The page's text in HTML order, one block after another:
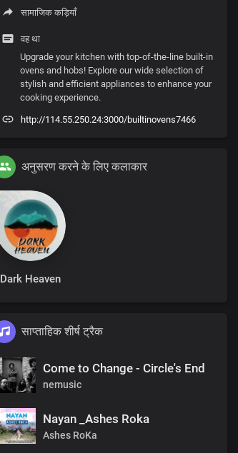
सामाजिक कड़ियाँ
वह था
Upgrade your kitchen with top-of-the-line built-in
ovens and hobs! Explore our wide selection of
stylish and efficient appliances to enhance your
cooking experience.
http://114.55.250.24:3000/builtinovens7466
अनुसरण करने के लिए कलाकार
Dark Heaven
साप्ताहिक शीर्ष ट्रैक
Come to Change - Circle's End
nemusic
Nayan _Ashes Roka
Ashes RoKa